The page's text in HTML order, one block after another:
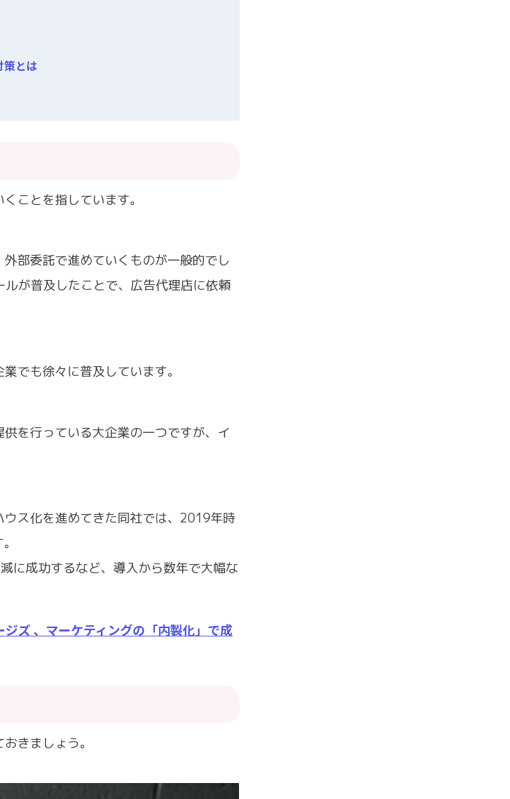
策とは
ことを指しています。
部委託で進めていくものが一般的でし
が普及したことで、広告代理店に依頼
でも徐々に普及しています。
を行っている大企業の一つですが、イ
ス化を進めてきた同社では、2019年時
に成功するなど、導入から数年で大幅な
ズ 、マーケティングの「内製化」で成
きましょう。